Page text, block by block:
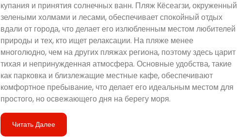
купания и принятия солнечных ванн. Пляж Кёсеагзи, окруженный
зелеными холмами и лесами, обеспечивает спокойный отдых
вдали от города, что делает его излюбленным местом любителей
природы и тех, кто ищет релаксации. На пляже менее
многолюдно, чем на других пляжах региона, поэтому здесь царит
тихая и непринужденная атмосфера. Основные удобства, такие
как парковка и близлежащие местные кафе, обеспечивают
комфортное пребывание, что делает его идеальным местом для
простого, но освежающего дня на берегу моря.
Читать Далее